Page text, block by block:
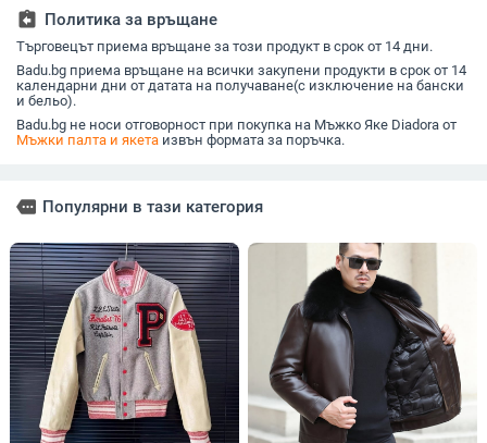
assignment_return Политика за връщане
Търговецът приема връщане за този продукт в срок от 14 дни.
Badu.bg приема връщане на всички закупени продукти в срок от 14
календарни дни от датата на получаване(с изключение на бански
и бельо).
Badu.bg не носи отговорност при покупка на Мъжко Яке Diadora от
Мъжки палта и якета извън формата за поръчка.
more Популярни в тази категория